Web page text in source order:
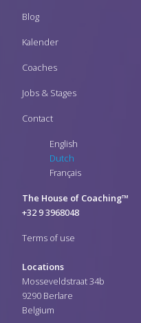
Blog
Kalender
Coaches
Jobs & Stages
Contact
English
Dutch
Français
The House of Coaching™
+32 9 3968048
Terms of use
Locations
Mosseveldstraat 34b
9290 Berlare
Belgium